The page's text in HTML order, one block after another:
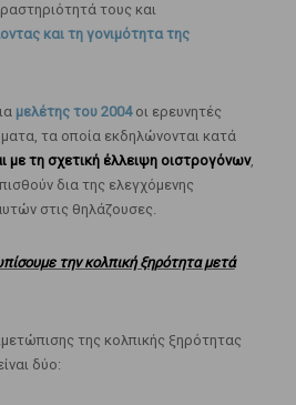
τους και
και τη γονιμότητα της
μελέτης του 2004οι ερευνητές
τα οποία εκδηλώνονται κατά
με τη σχετική έλλειψη οιστρογόνων,
δια της ελεγχόμενης
στις θηλάζουσες.
την κολπική ξηρότητα μετά
της κολπικής ξηρότητας
δύο: